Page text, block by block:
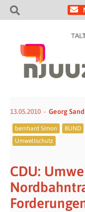
13.05.2010 Georg
bernhard Simon BUND
Umweltschutz
CDU: